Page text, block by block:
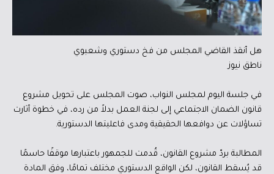
هل أنقذ القاضي المجلس من فخ دستوري وشعبوي
ناطق نيوز
في جلسة اليوم لمجلس النواب، صوت المجلس على تحويل مشروع
قانون الضمان الاجتماعي إلى لجنة العمل بدلاً من رده، في خطوة أثارت
تساؤلات عن دوافعها الحقيقية ومدى فاعليتها الدستورية.
المطالبة بردّ مشروع القانون، قُدمت للجمهور باعتبارها موقفًا حاسمًا
قد يُسقط القانون، لكن الواقع الدستوري مختلف تمامًا، وفق المادة